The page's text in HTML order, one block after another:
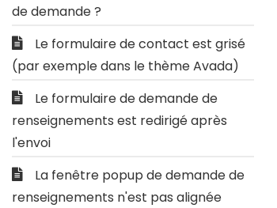
de demande ?
Le formulaire de contact est grisé
(par exemple dans le thème Avada)
Le formulaire de demande de
renseignements est redirigé après
l'envoi
La fenêtre popup de demande de
renseignements n'est pas alignée